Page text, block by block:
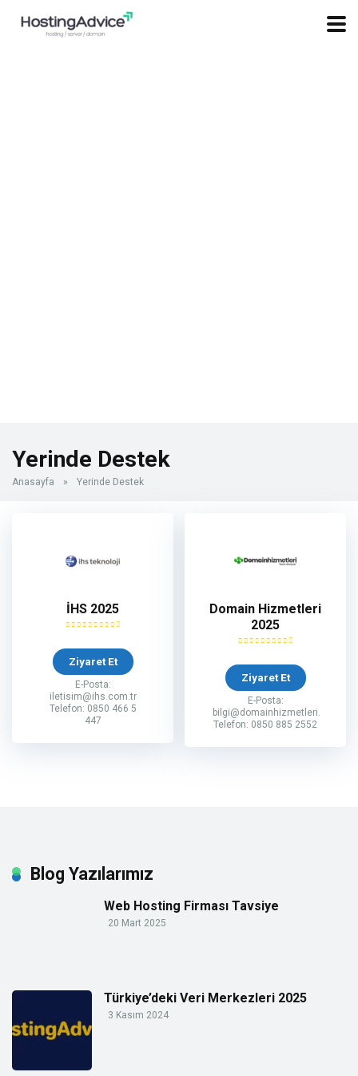
Yerinde Destek
Anasayfa » Yerinde Destek
İHS 2025
Ziyaret Et
E-Posta:
iletisim@ihs.com.tr
Telefon: 0850 466 5
447
Domain Hizmetleri
2025
Ziyaret Et
E-Posta:
bilgi@domainhizmetleri.
Telefon: 0850 885 2552
Blog Yazılarımız
Web Hosting Firması Tavsiye
20 Mart 2025
Türkiye’deki Veri Merkezleri 2025
3 Kasım 2024